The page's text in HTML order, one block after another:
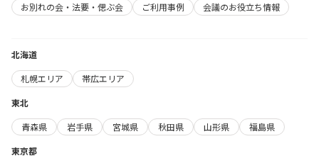
お別れの会・法要・偲ぶ会
ご利用事例 会議のお役立ち情報
北海道
札幌エリア
帯広エリア
東北
青森県
岩手県 宮城県 秋田県 山形県
福島県
東京都